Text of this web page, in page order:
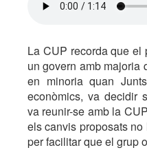
La CUP recorda que el
un govern amb majoria
en minoria quan
econòmics, va decidir
va reunir-se amb la
els canvis proposats
per facilitar que el grup